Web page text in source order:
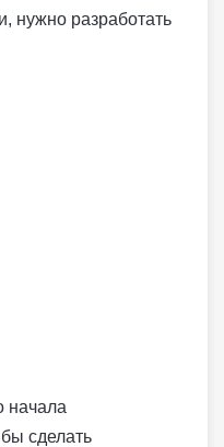
нужно разработать
начала
сделать